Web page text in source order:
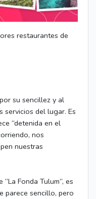
restaurantes de
su sencillez y al
servicios del lugar. Es
“detenida en el
nos
nuestras
Fonda Tulum”, es
parece sencillo, pero